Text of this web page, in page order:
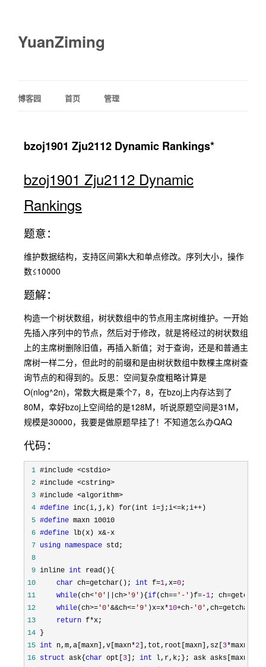
YuanZiming
博客园 首页 管理
bzoj1901 Zju2112 Dynamic Rankings*
bzoj1901 Zju2112 Dynamic
Rankings
题意：
维护数据结构，支持区间第k大和单点修改。序列大小，操作
数≤10000
题解：
构造一个树状数组，树状数组中的节点用主席树维护。一开始
先插入序列中的节点，然后对于修改，就是将经过的树状数组
上的主席树删除旧值，再插入新值；对于查询，还是和普通主
席树一样二分，但此时的前缀和是由树状数组中数棵主席树查
询节点的和得到的。反思：空间复杂度粗略计算是
O(nlog^2n)，常数大概是乘个7，8，在bzoj上内存达到了
80M，幸好bzoj上空间给的是128M，听说原题空间是31M，
规模是30000，我要是做原题早挂了！不知道怎么办QAQ
代码：
1
2
3
4 #define
5 #define
6 #define
7 using namespace
8
9 inline int
10
char ch=getchar(); int f=1,x=0
11
while(ch< '0 ' ||ch> '9 ' ){ if(ch== ' - ' )f=-1; ch=
12
while(ch>= '0 '&&ch<= '9 ' )x=x*10+ch- '0 ' ,ch=
13
return f*
14
15 int n,m,a[maxn],v[maxn*2 ],tot,root[maxn],sz[ 3*maxn*
16 struct ask{ char opt[ 3 ]; int